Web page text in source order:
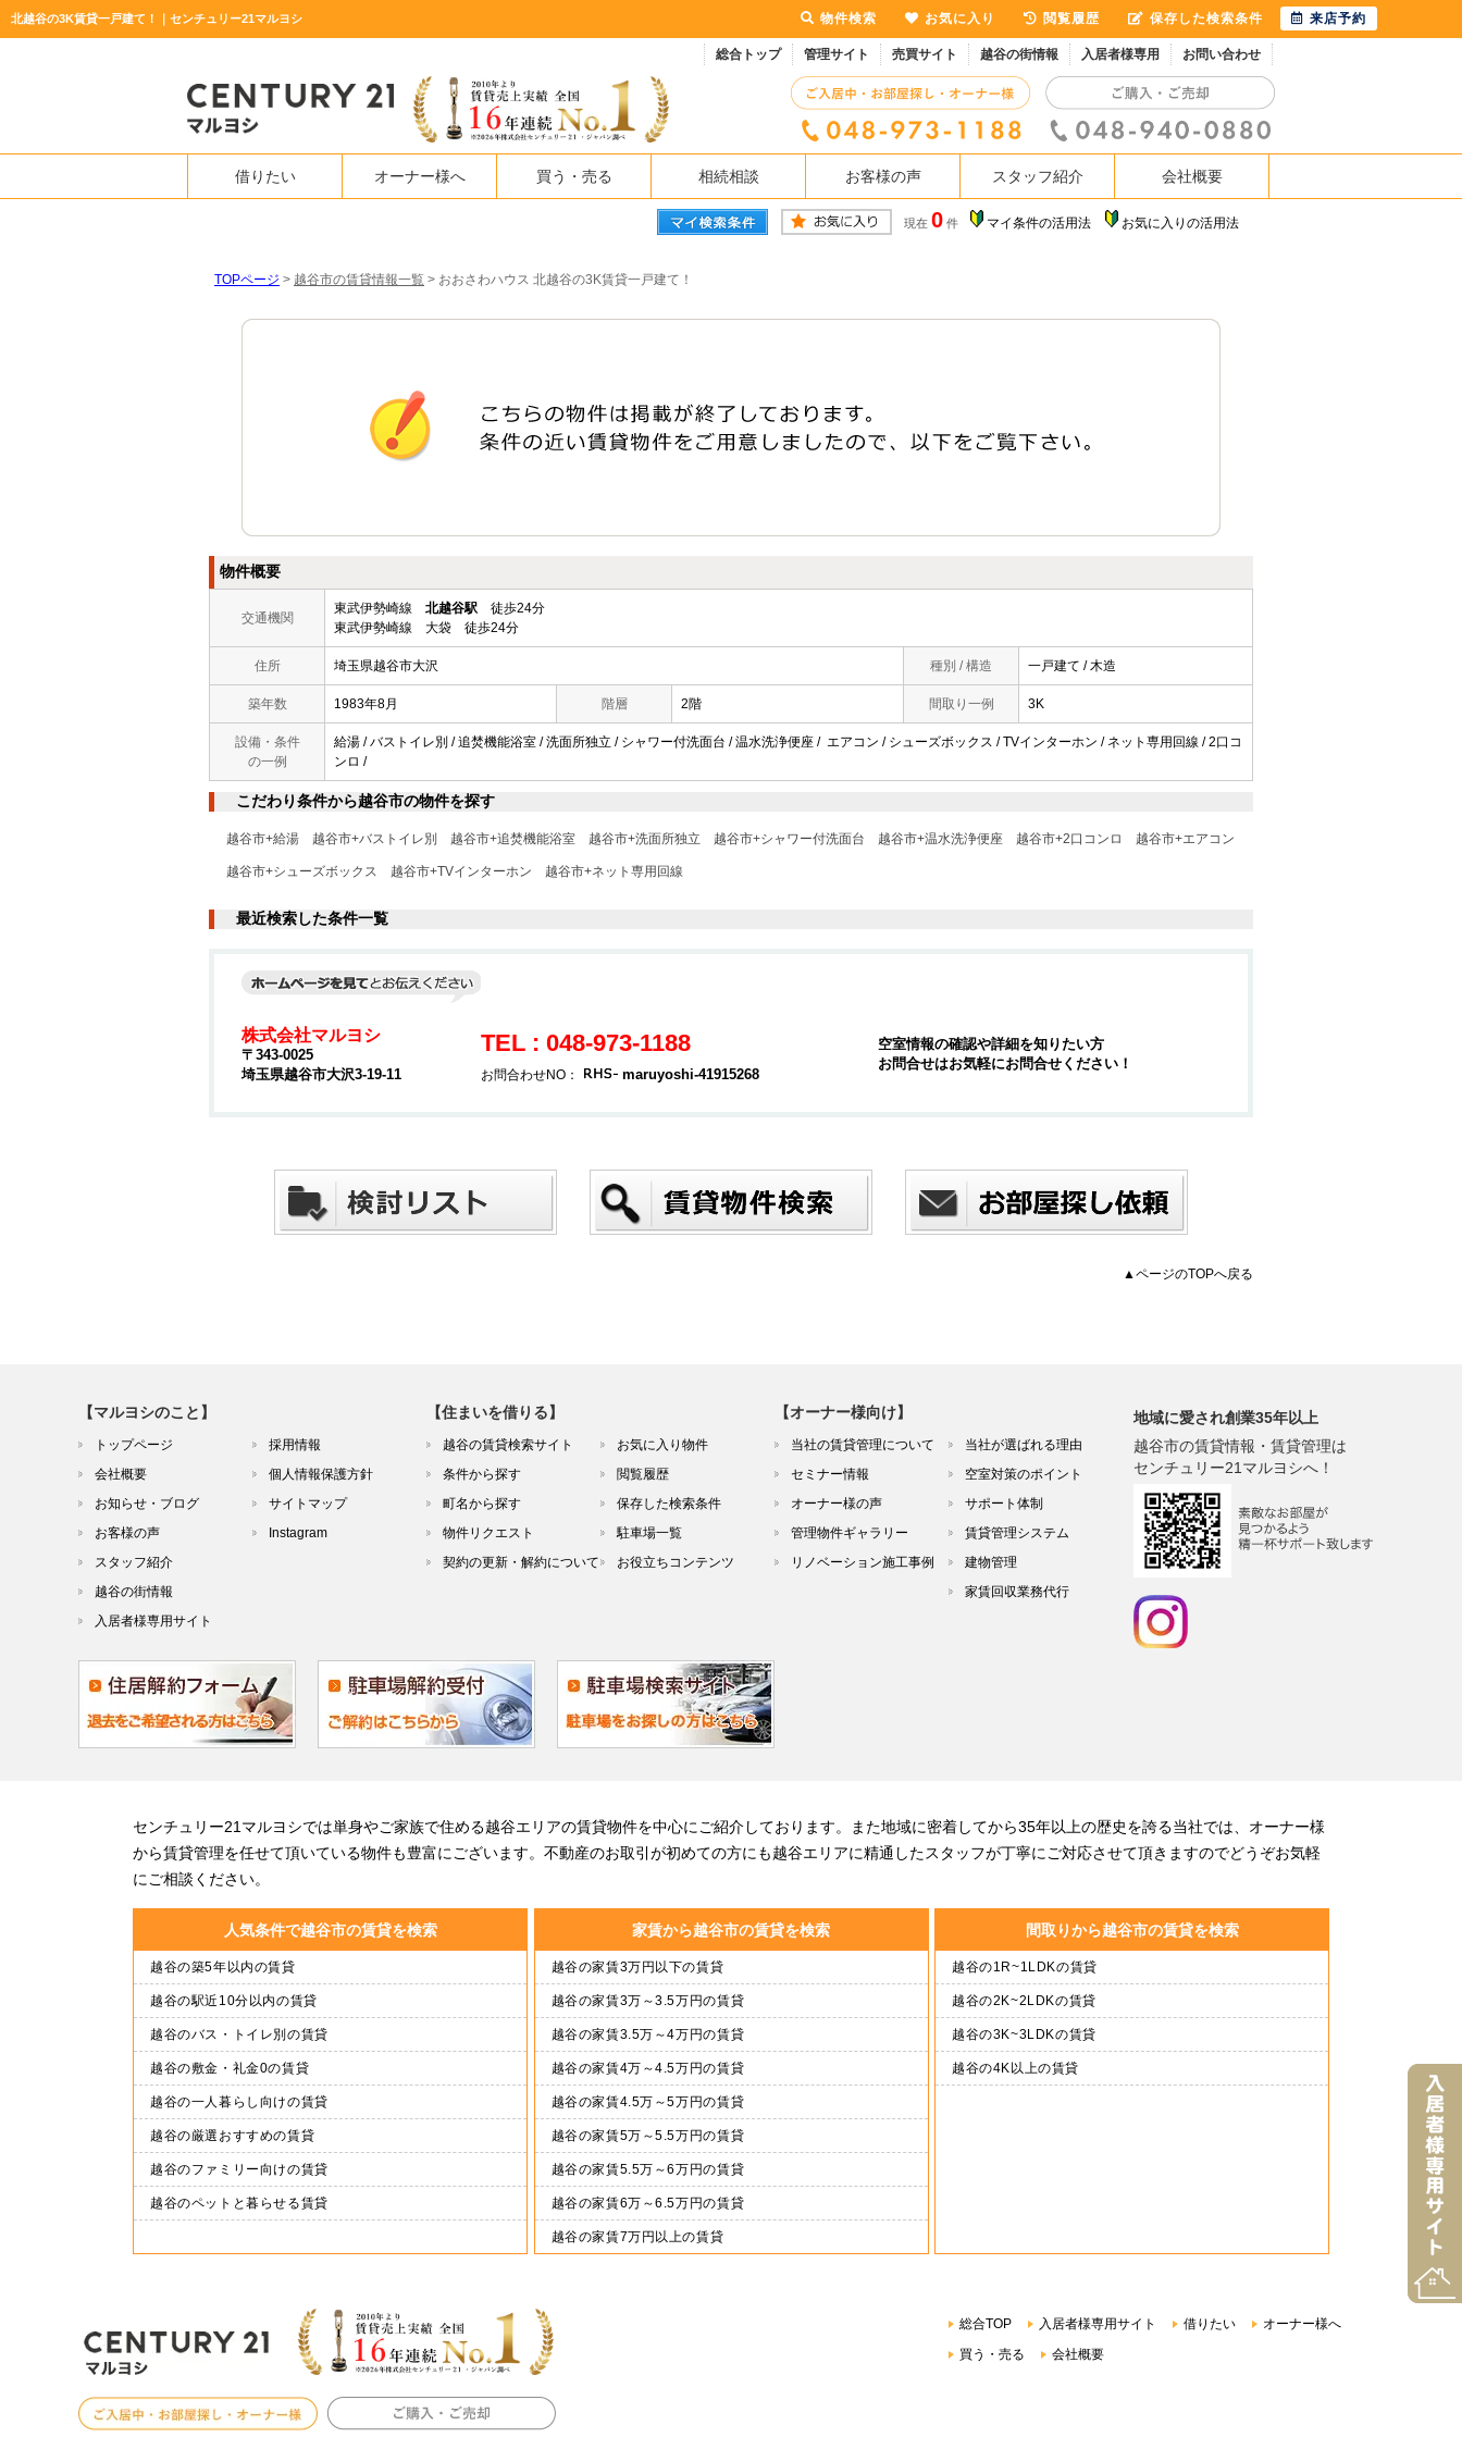
北越谷の3K賃貸一戸建て！｜センチュリー21マルヨシ
総合トップ 管理サイト 売買サイト 越谷の街情報 入居者様専用 お問い合わせ
借りたい オーナー様へ 買う・売る 相続相談 お客様の声 スタッフ紹介 会社概要
現在 0 件 マイ条件の活用法 お気に入りの活用法
TOPページ > 越谷市の賃貸情報一覧 > おおさわハウス 北越谷の3K賃貸一戸建て！
物件概要
交通機関
東武伊勢崎線 北越谷駅 徒歩24分
東武伊勢崎線 大袋 徒歩24分
住所 埼玉県越谷市大沢 種別 / 構造 一戸建て / 木造
築年数 1983年8月 階層 2階 間取り一例 3K
設備・条件
の一例
給湯 / バストイレ別 / 追焚機能浴室 / 洗面所独立 / シャワー付洗面台 / 温水洗浄便座 / エアコン / シューズボックス / TVインターホン / ネット専用回線 / 2口コ
ンロ /
こだわり条件から越谷市の物件を探す
越谷市+給湯 越谷市+バストイレ別 越谷市+追焚機能浴室 越谷市+洗面所独立 越谷市+シャワー付洗面台 越谷市+温水洗浄便座 越谷市+2口コンロ 越谷市+エアコン
越谷市+シューズボックス 越谷市+TVインターホン 越谷市+ネット専用回線
最近検索した条件一覧
株式会社マルヨシ
〒343-0025
埼玉県越谷市大沢3-19-11
TEL : 048-973-1188
お問合わせNO： maruyoshi-41915268
空室情報の確認や詳細を知りたい方
お問合せはお気軽にお問合せください！
▲ページのTOPへ戻る
【マルヨシのこと】
トップページ
会社概要
お知らせ・ブログ
お客様の声
スタッフ紹介
越谷の街情報
入居者様専用サイト
採用情報
個人情報保護方針
サイトマップ
Instagram
【住まいを借りる】
越谷の賃貸検索サイト
条件から探す
町名から探す
物件リクエスト
契約の更新・解約について
お気に入り物件
閲覧履歴
保存した検索条件
駐車場一覧
お役立ちコンテンツ
【オーナー様向け】
当社の賃貸管理について
セミナー情報
オーナー様の声
管理物件ギャラリー
リノベーション施工事例
当社が選ばれる理由
空室対策のポイント
サポート体制
賃貸管理システム
建物管理
家賃回収業務代行
地域に愛され創業35年以上
越谷市の賃貸情報・賃貸管理は
センチュリー21マルヨシへ！
センチュリー21マルヨシでは単身やご家族で住める越谷エリアの賃貸物件を中心にご紹介しております。また地域に密着してから35年以上の歴史を誇る当社では、オーナー様
から賃貸管理を任せて頂いている物件も豊富にございます。不動産のお取引が初めての方にも越谷エリアに精通したスタッフが丁寧にご対応させて頂きますのでどうぞお気軽
にご相談ください。
人気条件で越谷市の賃貸を検索
越谷の築5年以内の賃貸
越谷の駅近10分以内の賃貸
越谷のバス・トイレ別の賃貸
越谷の敷金・礼金0の賃貸
越谷の一人暮らし向けの賃貸
越谷の厳選おすすめの賃貸
越谷のファミリー向けの賃貸
越谷のペットと暮らせる賃貸
家賃から越谷市の賃貸を検索
越谷の家賃3万円以下の賃貸
越谷の家賃3万～3.5万円の賃貸
越谷の家賃3.5万～4万円の賃貸
越谷の家賃4万～4.5万円の賃貸
越谷の家賃4.5万～5万円の賃貸
越谷の家賃5万～5.5万円の賃貸
越谷の家賃5.5万～6万円の賃貸
越谷の家賃6万～6.5万円の賃貸
越谷の家賃7万円以上の賃貸
間取りから越谷市の賃貸を検索
越谷の1R~1LDKの賃貸
越谷の2K~2LDKの賃貸
越谷の3K~3LDKの賃貸
越谷の4K以上の賃貸
総合TOP 入居者様専用サイト 借りたい
オーナー様へ
買う・売る
会社概要
物件検索 お気に入り 閲覧履歴 保存した検索条件 来店予約